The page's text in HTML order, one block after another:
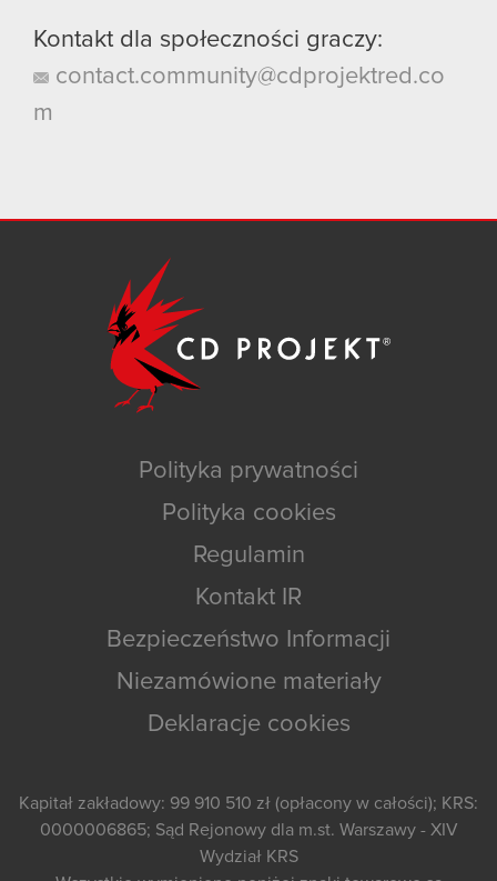
Kontakt dla społeczności graczy:
contact.community@cdprojektred.co
m
Polityka prywatności
Polityka cookies
Regulamin
Kontakt IR
Bezpieczeństwo Informacji
Niezamówione materiały
Deklaracje cookies
Kapitał zakładowy: 99 910 510 zł (opłacony w całości); KRS:
0000006865; Sąd Rejonowy dla m.st. Warszawy - XIV
Wydział KRS